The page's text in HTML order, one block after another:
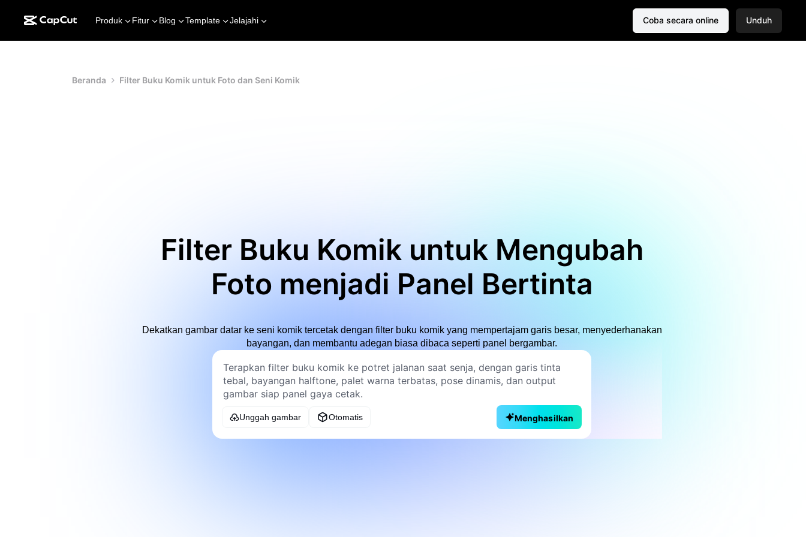
Produk Fitur Blog Template Jelajahi Coba secara online Unduh
Beranda Filter Buku Komik untuk Foto dan Seni Komik
Filter Buku Komik untuk Mengubah
Foto menjadi Panel Bertinta
Dekatkan gambar datar ke seni komik tercetak dengan filter buku komik yang mempertajam garis besar, menyederhanakan
bayangan, dan membantu adegan biasa dibaca seperti panel bergambar.
Unggah gambar Otomatis Menghasilkan